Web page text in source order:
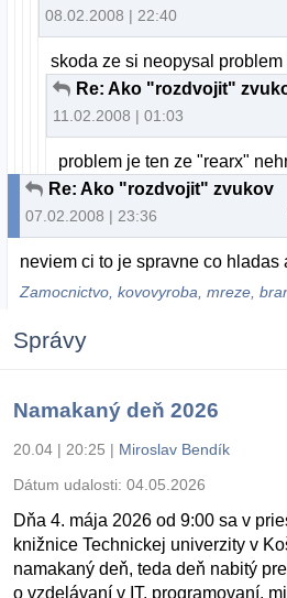
08.02.2008 | 22:40
skoda ze si neopysal
11.02.2008 | 01:03
problem je ten ze "rearx"
Re: Ako "rozdvojit"
07.02.2008 | 23:36
neviem ci to je spravne co
Zamocnictvo, kovovyroba, mreze,
Správy
Namakaný deň 2026
20.04 | 20:25 | Miroslav Bendík
Dátum udalosti: 04.05.2026
Dňa 4. mája 2026 od 9:00 sa v
knižnice Technickej univerzity v
namakaný deň, teda deň nabitý
o vzdelávaní v IT, programovaní,